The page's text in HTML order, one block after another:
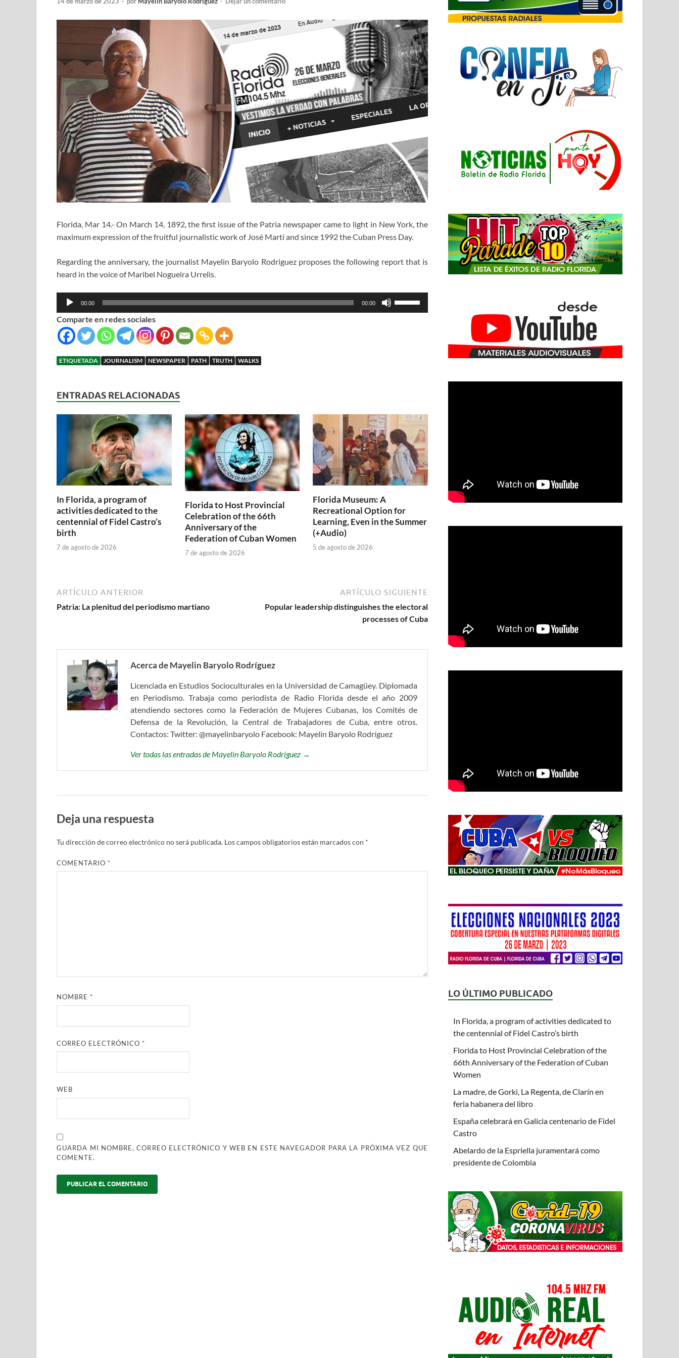
Florida, Mar 14.- On March 14, 1892, the first issue of the Patria newspaper came to light in New York, the
maximum expression of the fruitful journalistic work of José Martí and since 1992 the Cuban Press Day.
Regarding the anniversary, the journalist Mayelin Baryolo Rodriguez proposes the following report that is
heard in the voice of Maribel Nogueira Urrelis.
Reproductor
de
audio
00:00 00:00
las
el
volumen.
Comparte en redes sociales
ETIQUETADA JOURNALISM NEWSPAPER PATH TRUTH WALKS
ENTRADAS RELACIONADAS
In Florida, a program of
activities dedicated to the
centennial of Fidel Castro’s
birth
7 de agosto de 2026
Florida to Host Provincial
Celebration of the 66th
Anniversary of the
Federation of Cuban Women
7 de agosto de 2026
Florida Museum: A
Recreational Option for
Learning, Even in the Summer
(+Audio)
5 de agosto de 2026
ARTÍCULO ANTERIOR
Patria: La plenitud del periodismo martiano
ARTÍCULO SIGUIENTE
Popular leadership distinguishes the electoral
processes of Cuba
Acerca de Mayelin Baryolo Rodríguez
Licenciada en Estudios Socioculturales en la Universidad de Camagüey. Diplomada
en Periodismo. Trabaja como periodista de Radio Florida desde el año 2009
atendiendo sectores como la Federación de Mujeres Cubanas, los Comités de
Defensa de la Revolución, la Central de Trabajadores de Cuba, entre otros.
Contactos: Twitter: @mayelinbaryolo Facebook: Mayelín Baryolo Rodríguez
Ver todas las entradas de Mayelin Baryolo Rodríguez →
Deja una respuesta
Tu dirección de correo electrónico no será publicada. Los campos obligatorios están marcados con *
COMENTARIO*
NOMBRE*
CORREO ELECTRÓNICO*
WEB
GUARDA MI NOMBRE, CORREO ELECTRÓNICO Y WEB EN ESTE NAVEGADOR PARA LA PRÓXIMA VEZ QUE
COMENTE.
LO ÚLTIMO PUBLICADO
In Florida, a program of activities dedicated to
the centennial of Fidel Castro’s birth
Florida to Host Provincial Celebration of the
66th Anniversary of the Federation of Cuban
Women
La madre, de Gorki, La Regenta, de Clarín en
feria habanera del libro
España celebrará en Galicia centenario de Fidel
Castro
Abelardo de la Espriella juramentará como
presidente de Colombia